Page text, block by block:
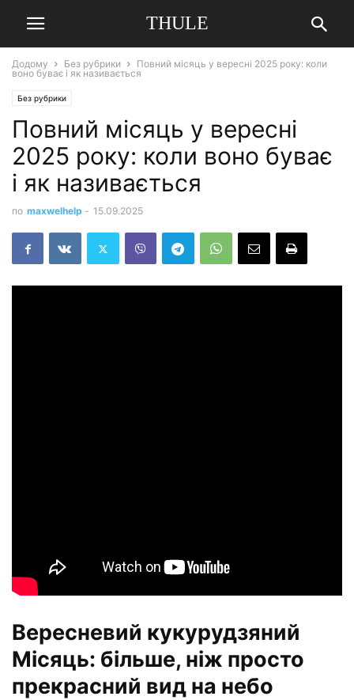
THULE
Додому Без рубрики
Повний місяць у вересні 2025 року: коли
воно буває і як називається
Без рубрики
Повний місяць у вересні
2025 року: коли воно буває
і як називається
по maxwelhelp - 15.09.2025
Вересневий кукурудзяний
Місяць: більше, ніж просто
прекрасний вид на небо